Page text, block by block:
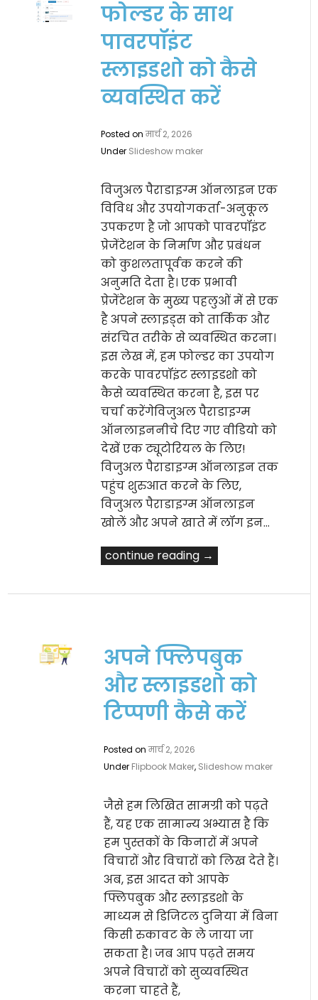
फोल्डर के साथ
पावरपॉइंट
स्लाइडशो को कैसे
व्यवस्थित करें
Posted onमार्च 2, 2026
Under Slideshow maker
विजुअल पैराडाइग्म ऑनलाइन एक
विविध और उपयोगकर्ता-अनुकूल
उपकरण है जो आपको पावरपॉइंट
प्रेजेंटेशन के निर्माण और प्रबंधन
को कुशलतापूर्वक करने की
अनुमति देता है। एक प्रभावी
प्रेजेंटेशन के मुख्य पहलुओं में से एक
है अपने स्लाइड्स को तार्किक और
संरचित तरीके से व्यवस्थित करना।
इस लेख में, हम फोल्डर का उपयोग
करके पावरपॉइंट स्लाइडशो को
कैसे व्यवस्थित करना है, इस पर
चर्चा करेंगेविजुअल पैराडाइग्म
ऑनलाइननीचे दिए गए वीडियो को
देखें एक ट्यूटोरियल के लिए!
विजुअल पैराडाइग्म ऑनलाइन तक
पहुंच शुरुआत करने के लिए,
विजुअल पैराडाइग्म ऑनलाइन
खोलें और अपने खाते में लॉग इन…
continue reading →
अपने फ्लिपबुक
और स्लाइडशो को
टिप्पणी कैसे करें
Posted onमार्च 2, 2026
Under Flipbook Maker, Slideshow maker
जैसे हम लिखित सामग्री को पढ़ते
हैं, यह एक सामान्य अभ्यास है कि
हम पुस्तकों के किनारों में अपने
विचारों और विचारों को लिख देते हैं।
अब, इस आदत को आपके
फ्लिपबुक और स्लाइडशो के
माध्यम से डिजिटल दुनिया में बिना
किसी रुकावट के ले जाया जा
सकता है। जब आप पढ़ते समय
अपने विचारों को सुव्यवस्थित
करना चाहते हैं,